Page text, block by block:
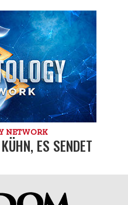
NETWORK
ES SENDET